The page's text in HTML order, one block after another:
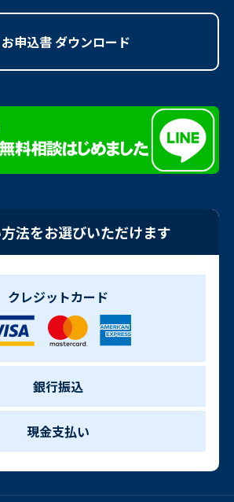
お申込書 ダウンロード
法をお選びいただけます
クレジットカード
銀行振込
現金支払い